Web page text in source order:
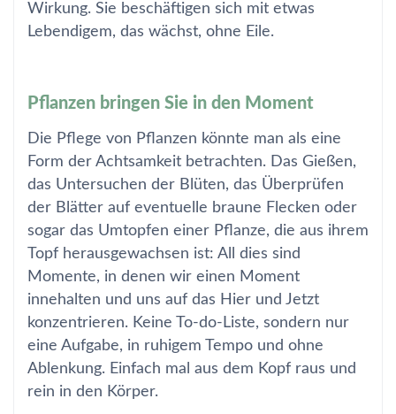
Wirkung. Sie beschäftigen sich mit etwas
Lebendigem, das wächst, ohne Eile.
Pflanzen bringen Sie in den Moment
Die Pflege von Pflanzen könnte man als eine
Form der Achtsamkeit betrachten. Das Gießen,
das Untersuchen der Blüten, das Überprüfen
der Blätter auf eventuelle braune Flecken oder
sogar das Umtopfen einer Pflanze, die aus ihrem
Topf herausgewachsen ist: All dies sind
Momente, in denen wir einen Moment
innehalten und uns auf das Hier und Jetzt
konzentrieren. Keine To-do-Liste, sondern nur
eine Aufgabe, in ruhigem Tempo und ohne
Ablenkung. Einfach mal aus dem Kopf raus und
rein in den Körper.